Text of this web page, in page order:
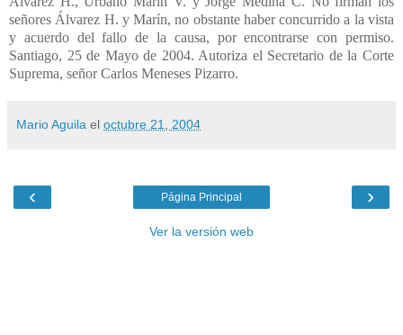
señores Álvarez H. y Marín, no obstante haber concurrido a la vista
y acuerdo del fallo de la causa, por encontrarse con permiso.
Santiago, 25 de Mayo de 2004. Autoriza el Secretario de la Corte
Suprema, señor Carlos Meneses Pizarro.
Mario Aguila el octubre 21, 2004
‹ ›
Página Principal
Ver la versión web